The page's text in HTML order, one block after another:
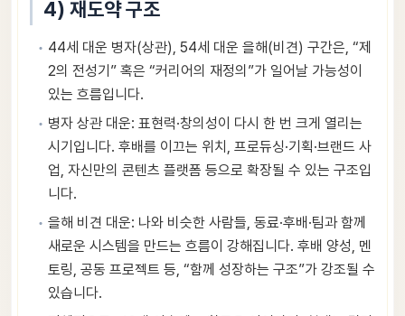
4) 재도약 구조
44세 대운 병자(상관), 54세 대운 을해(비견) 구간은, “제
2의 전성기” 혹은 “커리어의 재정의”가 일어날 가능성이
있는 흐름입니다.
병자 상관 대운: 표현력·창의성이 다시 한 번 크게 열리는
시기입니다. 후배를 이끄는 위치, 프로듀싱·기획·브랜드 사
업, 자신만의 콘텐츠 플랫폼 등으로 확장될 수 있는 구조입
니다.
을해 비견 대운: 나와 비슷한 사람들, 동료·후배·팀과 함께
새로운 시스템을 만드는 흐름이 강해집니다. 후배 양성, 멘
토링, 공동 프로젝트 등, “함께 성장하는 구조”가 강조될 수
있습니다.